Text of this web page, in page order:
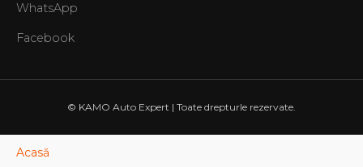
WhatsApp
Facebook
© KAMO Auto Expert | Toate drepturle rezervate.
Acasă